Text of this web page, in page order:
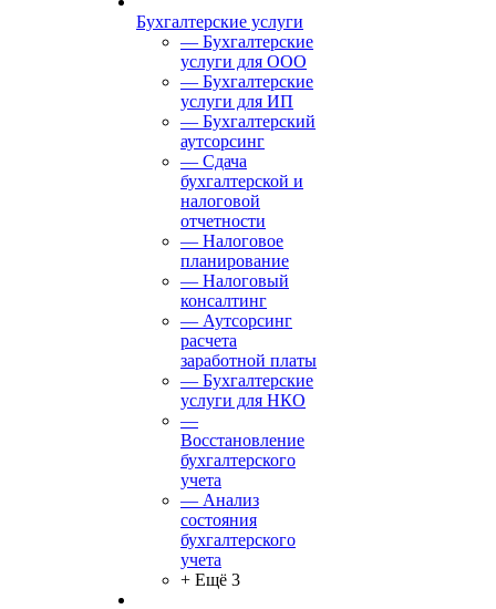
Бухгалтерские услуги
— Бухгалтерские
услуги для ООО
— Бухгалтерские
услуги для ИП
— Бухгалтерский
аутсорсинг
— Сдача
бухгалтерской и
налоговой
отчетности
— Налоговое
планирование
— Налоговый
консалтинг
— Аутсорсинг
расчета
заработной платы
— Бухгалтерские
услуги для НКО
—
Восстановление
бухгалтерского
учета
— Анализ
состояния
бухгалтерского
учета
+ Ещё 3